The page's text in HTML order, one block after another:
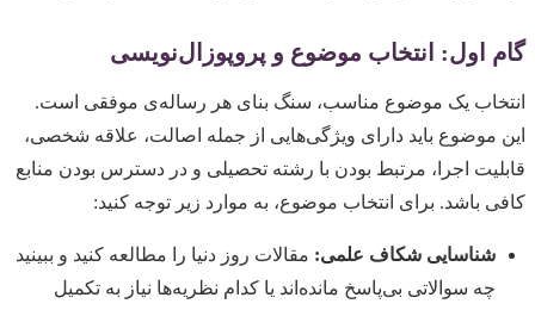
گام اول: انتخاب موضوع و پروپوزال‌نویسی
انتخاب یک موضوع مناسب، سنگ بنای هر رساله‌ی موفقی است.
این موضوع باید دارای ویژگی‌هایی از جمله اصالت، علاقه شخصی،
قابلیت اجرا، مرتبط بودن با رشته تحصیلی و در دسترس بودن منابع
کافی باشد. برای انتخاب موضوع، به موارد زیر توجه کنید:
شناسایی شکاف علمی: مقالات روز دنیا را مطالعه کنید و ببینید
چه سوالاتی بی‌پاسخ مانده‌اند یا کدام نظریه‌ها نیاز به تکمیل